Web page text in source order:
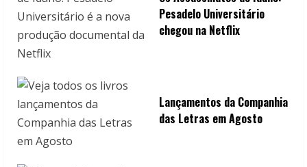
Pesadelo Universitário
chegou na Netflix
Lançamentos da Companhia
das Letras em Agosto